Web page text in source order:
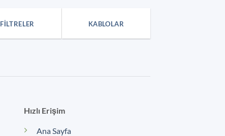
FILTRELER KABLOLAR
Hızlı Erişim
Ana Sayfa